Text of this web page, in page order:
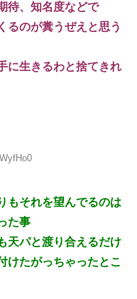
待、知名度などで
るのが糞うぜえと思う
に生きるわと捨てきれ
もそれを望んでるのは
た事
天パと渡り合えるだけ
けたがっちゃったとこ